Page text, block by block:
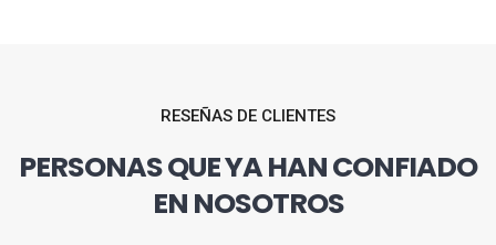
RESEÑAS DE CLIENTES
PERSONAS QUE YA HAN CONFIADO
EN NOSOTROS